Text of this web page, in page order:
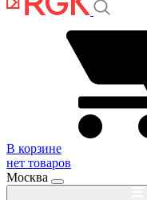
В корзине
нет товаров
Москва